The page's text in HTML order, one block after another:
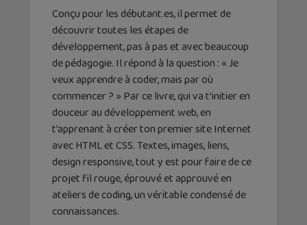
Conçu pour les débutant.es, il permet de
découvrir toutes les étapes de
développement, pas à pas et avec beaucoup
de pédagogie. Il répond à la question : « Je
veux apprendre à coder, mais par où
commencer ? » Par ce livre, qui va t’initier en
douceur au développement web, en
t’apprenant à créer ton premier site Internet
avec HTML et CSS. Textes, images, liens,
design responsive, tout y est pour faire de ce
projet fil rouge, éprouvé et approuvé en
ateliers de coding, un véritable condensé de
connaissances.